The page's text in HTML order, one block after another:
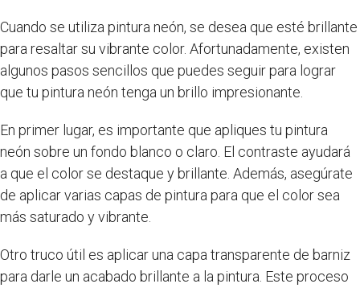
Cuando se utiliza pintura neón, se desea que esté brillante
para resaltar su vibrante color. Afortunadamente, existen
algunos pasos sencillos que puedes seguir para lograr
que tu pintura neón tenga un brillo impresionante.
En primer lugar, es importante que apliques tu pintura
neón sobre un fondo blanco o claro. El contraste ayudará
a que el color se destaque y brillante. Además, asegúrate
de aplicar varias capas de pintura para que el color sea
más saturado y vibrante.
Otro truco útil es aplicar una capa transparente de barniz
para darle un acabado brillante a la pintura. Este proceso